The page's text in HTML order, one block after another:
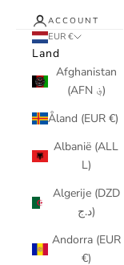
ACCOUNT
EUR €
Land
Afghanistan
(AFN ؋)
Åland (EUR €)
Albanië (ALL
L)
Algerije (DZD
د.ج)
Andorra (EUR
€)